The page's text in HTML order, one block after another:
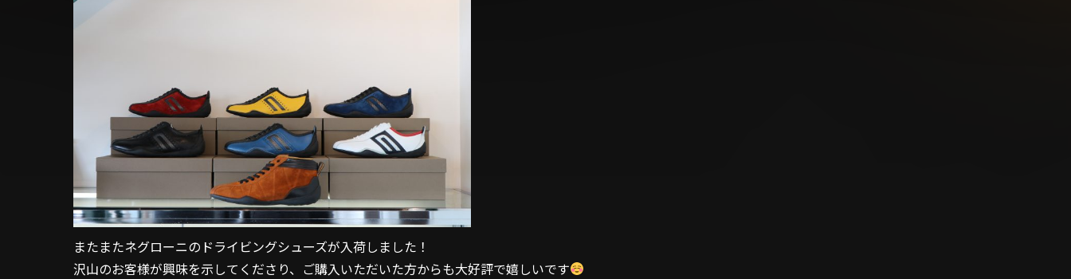
またまたネグローニのドライビングシューズが入荷しました！
沢山のお客様が興味を示してくださり、ご購入いただいた方からも大好評で嬉しいです